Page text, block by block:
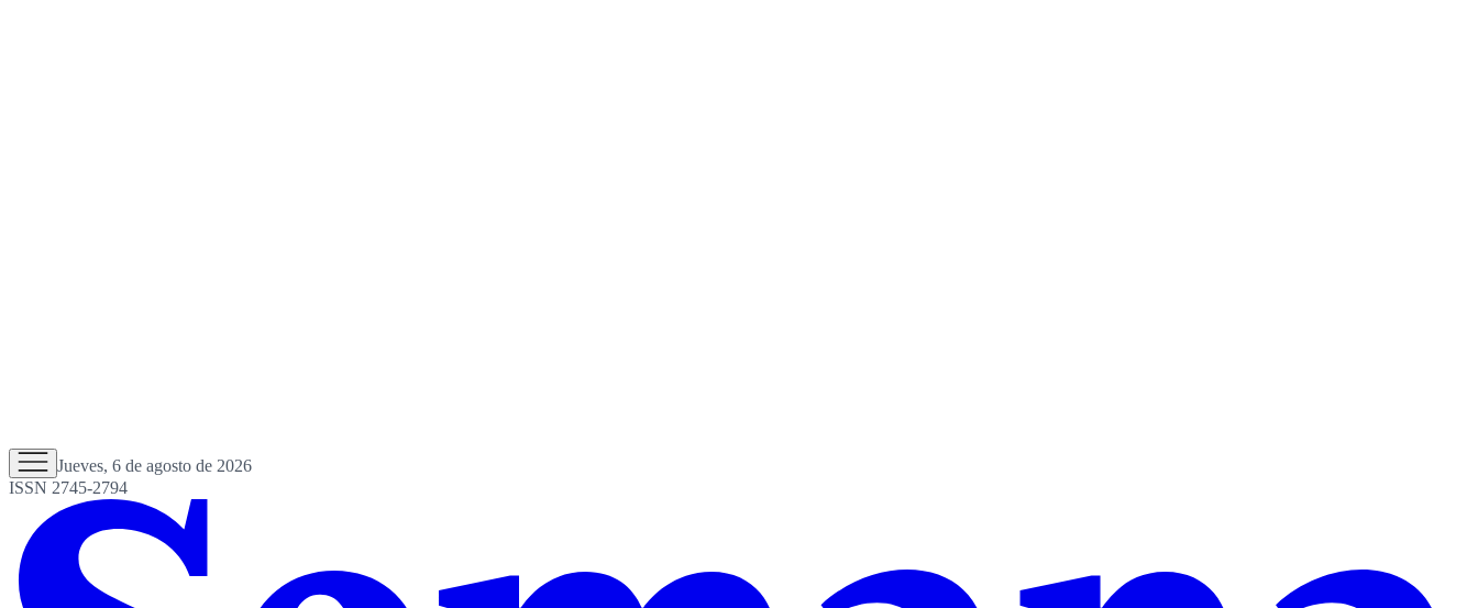
Jueves, 6 de agosto de 2026
ISSN 2745-2794